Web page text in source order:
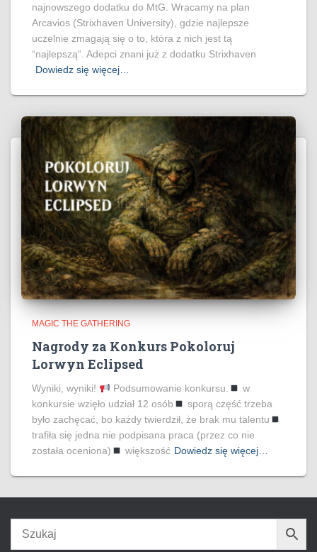
najnowszego dodatku do MtG. Wracamy na plan
Arcavios (Strixhaven University), gdzie najlepsze
uczelnie zmagają się o to, która z nich jest tą
“najlepszą“. Adepci znani już z dodatku Strixhaven
Dowiedz się więcej…
MAGIC THE GATHERING
Nagrody za Konkurs Pokoloruj
Lorwyn Eclipsed
Wyniki, wyniki! Podsumowanie konkursu.
w
konkursie wzięło udział 12 osób
sporą część trzeba
było zachęcać, bo każdy twierdził, że brak mu talentu
trafiła się jedna nie podpisana praca (przez co nie
została oceniona)
większość Dowiedz się więcej…